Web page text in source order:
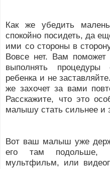
Как же убедить
спокойно посидеть, да
ими со стороны в
Вовсе нет. Вам
выполнять процедуры
ребенка и не
же захочет за вами
Расскажите, что это
малышу стать сильнее и
Вот ваш малыш уже
его там подольше,
мультфильм, или